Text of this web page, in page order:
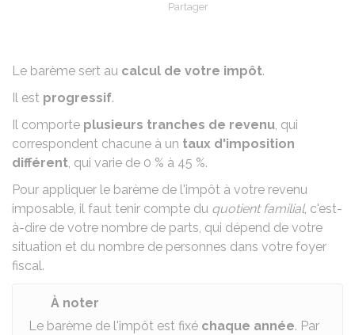
Partager
Le barème sert au calcul de votre impôt.
Il est progressif.
Il comporte plusieurs tranches de revenu, qui
correspondent chacune à un taux d'imposition
différent, qui varie de 0 % à 45 %.
Pour appliquer le barème de l'impôt à votre revenu
imposable, il faut tenir compte du quotient familial, c'est-
à-dire de votre nombre de parts, qui dépend de votre
situation et du nombre de personnes dans votre foyer
fiscal.
À noter
Le barème de l'impôt est fixé chaque année. Par